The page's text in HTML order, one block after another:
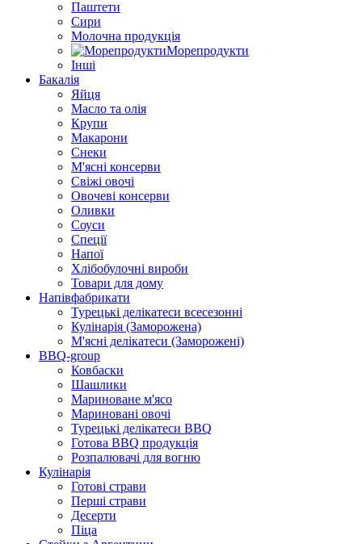
Паштети
Сири
Молочна продукція
Морепродукти
Інші
Бакалія
Яйця
Масло та олія
Крупи
Макарони
Снеки
М'ясні консерви
Свіжі овочі
Овочеві консерви
Оливки
Соуси
Спеції
Напої
Хлібобулочні вироби
Товари для дому
Напівфабрикати
Турецькі делікатеси всесезонні
Кулінарія (Заморожена)
М'ясні делікатеси (Заморожені)
BBQ-group
Ковбаски
Шашлики
Мариноване м'ясо
Мариновані овочі
Турецькі делікатеси BBQ
Готова BBQ продукція
Розпалювачі для вогню
Кулінарія
Готові страви
Перші страви
Десерти
Піца